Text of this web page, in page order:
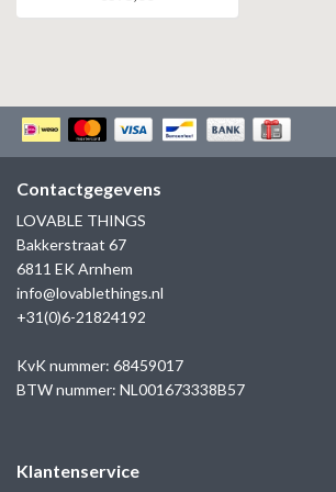
KAPTEN & SON
Contactgegevens
LOVABLE THINGS
Bakkerstraat 67
6811 EK Arnhem
info@lovablethings.nl
+31(0)6-21824192
KvK nummer: 68459017
BTW nummer: NL001673338B57
Klantenservice